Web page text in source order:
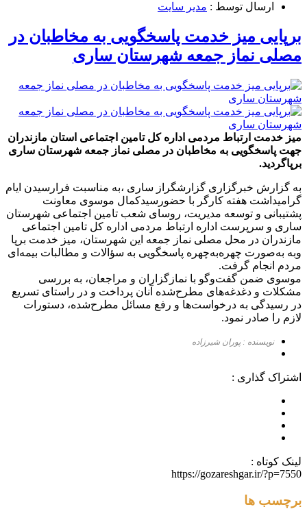
ارسال توسط : مدیر سایت
برپایی میز خدمت پاسخگویی به مخاطبان در
مصلی نماز جمعه شهرستان ساری
میز خدمت ارتباط مردمی اداره کل تامین اجتماعی استان مازندران
جهت پاسخگویی به مخاطبان در مصلی نماز جمعه شهرستان ساری
برپاگردید.
به گزارش خبرگزاری گزارشگراز ساری ،به مناسبت فرارسیدن ایام
گرامیداشت هفته کارگر با حضورسیدکمال موسوی معاونت
پشتیبانی و توسعه مدیریت، روسای شعب تامین اجتماعی شهرستان
ساری و سرپرست اداره ارتباط مردمی اداره کل تامین اجتماعی
مازندران در محل مصلی نماز جمعه این شهرستان، میز خدمت برپا
وبه به‌صورت چهره‌به‌چهره پاسخگویی به سؤالات و مطالبات بیمه‌ای
مردم انجام گرفت.
موسوی ضمن گفت‌وگو با نمازگزاران و مراجعان، به بررسی
مشکلات و دغدغه‌های مطرح‌شده آنان پرداخت و در راستای تسریع
در رسیدگی به درخواست‌ها و رفع مسائل مطرح‌شده، دستورات
لازم را صادر نمود.
نویسنده : پوران شیرزاده
اشتراک گذاری :
لینک کوتاه :
https://gozareshgar.ir/?p=7550
برچسب ها